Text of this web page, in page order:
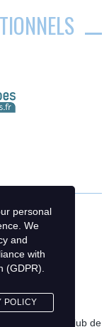
: Racing Club de
personal
We
and
with
(GDPR)
POLICY